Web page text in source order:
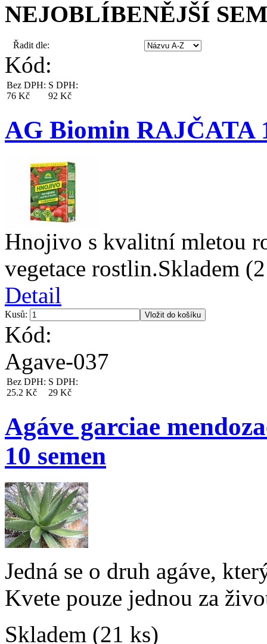
NEJOBLÍBENĚJŠÍ
Řadit dle:
Kód:
Bez DPH:
76 Kč
S DPH:
92 Kč
AG Biomin RAJČATA
Hnojivo s kvalitní mletou
vegetace rostlin.Skladem
Detail
Kusů:
Kód:
Agave-037
Bez DPH:
25.2 Kč
S DPH:
29 Kč
Agáve garciae
10 semen
Jedná se o druh agáve,
Kvete pouze jednou za
Skladem (21 ks)